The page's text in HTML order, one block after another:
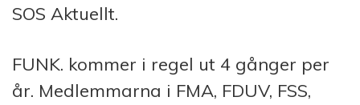
SOS Aktuellt.
FUNK. kommer i regel ut 4 gånger per
år. Medlemmarna i FMA, FDUV, FSS,